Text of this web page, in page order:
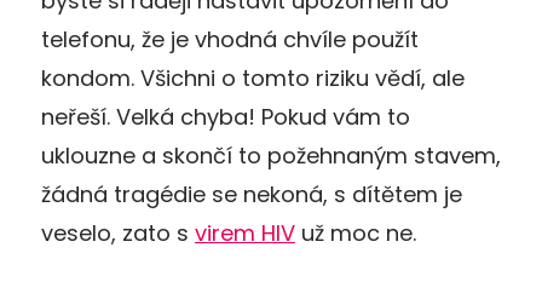
telefonu, že je vhodná chvíle použít
kondom. Všichni o tomto riziku vědí, ale
neřeší. Velká chyba! Pokud vám to
uklouzne a skončí to požehnaným stavem,
žádná tragédie se nekoná, s dítětem je
veselo, zato s virem HIV už moc ne.